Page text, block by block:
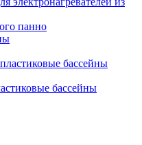
панно
бассейны
бассейны